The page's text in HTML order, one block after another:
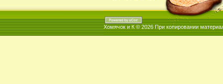
Хомячок и К © 2026При копировании